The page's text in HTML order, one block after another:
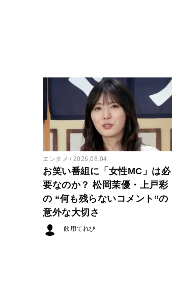
エンタメ 2026.08.04
お笑い番組に「女性MC」は必
要なのか？ 松岡茉優・上戸彩
の “何も残らないコメント”の
意外な大切さ
飲用てれび